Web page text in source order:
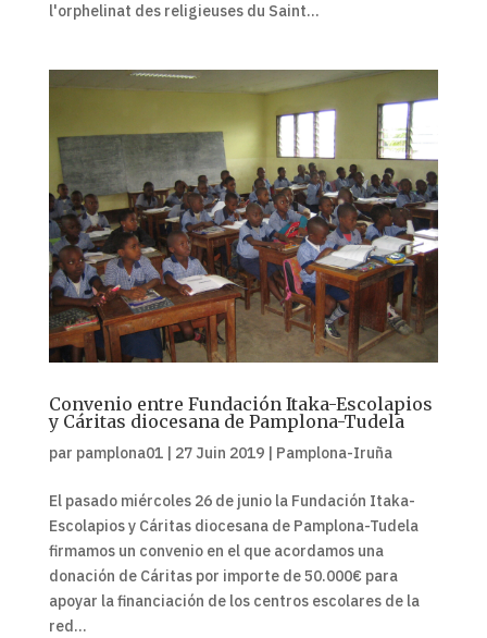
l'orphelinat des religieuses du Saint...
Convenio entre Fundación Itaka-Escolapios
y Cáritas diocesana de Pamplona-Tudela
par pamplona01| 27 Juin 2019| Pamplona-Iruña
El pasado miércoles 26 de junio la Fundación Itaka-
Escolapios y Cáritas diocesana de Pamplona-Tudela
firmamos un convenio en el que acordamos una
donación de Cáritas por importe de 50.000€ para
apoyar la financiación de los centros escolares de la
red...